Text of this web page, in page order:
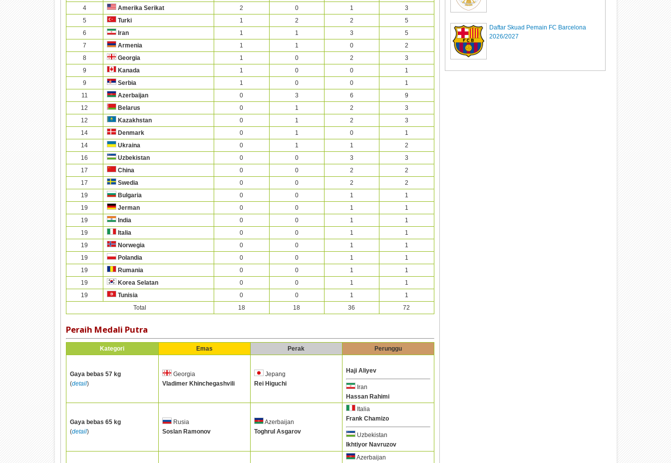
4
Amerika Serikat 2 0 1
3
5
Turki 1 2 2
5
6
Iran 1 1 3
5
7
Armenia 1 1 0
2
8
Georgia 1 0 2
3
9
Kanada 1 0 0
1
9
Serbia 1 0 0
1
11
Azerbaijan 0 3 6
9
12
Belarus 0 1 2
3
12
Kazakhstan 0 1 2
3
14
Denmark 0 1 0
1
14
Ukraina 0 1 1
2
16
Uzbekistan 0 0 3
3
17
China 0 0 2
2
17
Swedia 0 0 2
2
19
Bulgaria 0 0 1
1
19
Jerman 0 0 1
1
19
India 0 0 1
1
19
Italia 0 0 1
1
19
Norwegia 0 0 1
1
19
Polandia 0 0 1
1
19
Rumania 0 0 1
1
19
Korea Selatan 0 0 1
1
19
Tunisia 0 0 1
1
Total
18 18 36 72
Peraih Medali Putra
Kategori Emas Perak Perunggu
Gaya bebas 57 kg
(detail)
Georgia
Vladimer Khinchegashvili
Jepang
Rei Higuchi
Haji Aliyev
Iran
Hassan Rahimi
Gaya bebas 65 kg
(detail)
Rusia
Soslan Ramonov
Azerbaijan
Toghrul Asgarov
Italia
Frank Chamizo
Uzbekistan
Ikhtiyor Navruzov
Azerbaijan
Daftar Skuad Pemain FC Barcelona
2026/2027